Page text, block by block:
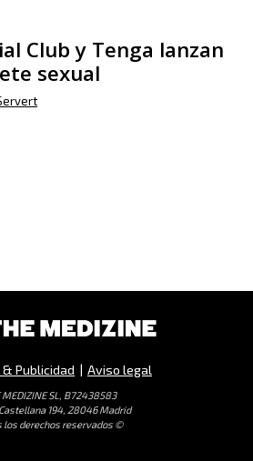
Club y Tenga lanzan
sexual
Publicidad | Aviso legal
MEDIZINE SL, B72438583
194, 28046 Madrid
los derechos reservados ©